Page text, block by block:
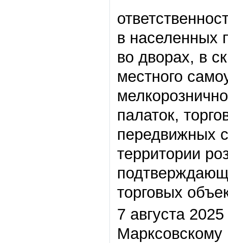
в населенных
во дворах, в
местного
палаток,
передвижных
территории
торговых
7 августа
Марксовскому